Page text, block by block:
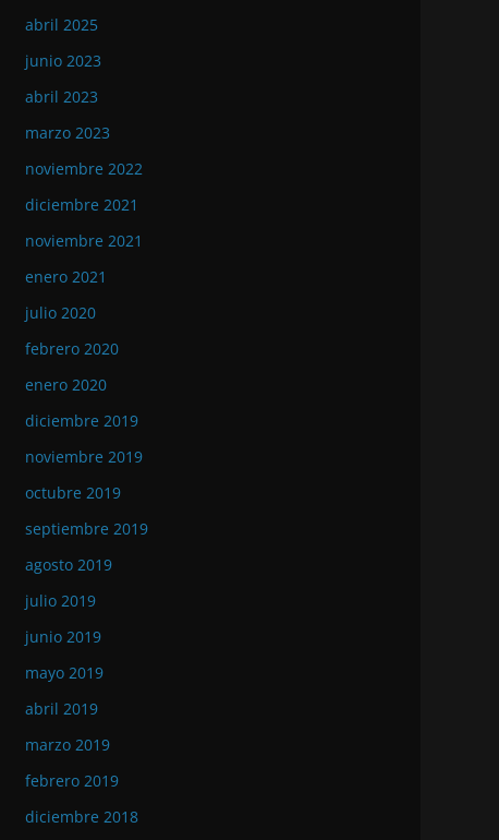
abril 2025
junio 2023
abril 2023
marzo 2023
noviembre 2022
diciembre 2021
noviembre 2021
enero 2021
julio 2020
febrero 2020
enero 2020
diciembre 2019
noviembre 2019
octubre 2019
septiembre 2019
agosto 2019
julio 2019
junio 2019
mayo 2019
abril 2019
marzo 2019
febrero 2019
diciembre 2018